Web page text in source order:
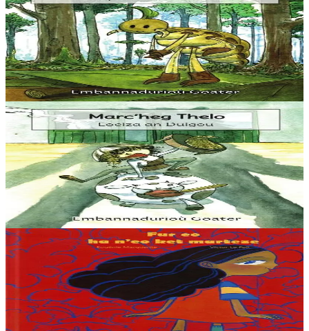
Istor Laouig al Laouenn
Une histoire de poux, d’ermite, et de shampoing anti-poux.
Beaucoup d’humour et de clin d’œil dans cette histoire ! Une
histoire facile à lire pour les jeunes...
En stock5,60 €
3 ans et plus
Goater
Marc'heg Thelo
Thelo est un jeune maître crêpier qui nourrit tous les habitants de
Villegourmande. Bubu la vache lui fournit les œufs, et Yaya la poule
lui donne son lait....
En stock5,60 €
6 ans et plus
Goater
Comment je suis devenue sage
C’est l’histoire d’une petite fille qui adore aller au coin. Elle y passe
toujours un super moment et pour ça elle fait un tas de bêtises. Elle
casse et déchire...